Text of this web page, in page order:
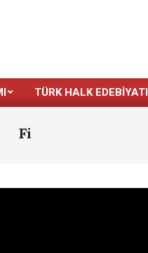
TÜRK HALK EDEBIYATI
Fi